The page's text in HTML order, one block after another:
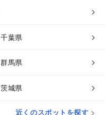
千葉県
群馬県
茨城県
近くのスポットを探す